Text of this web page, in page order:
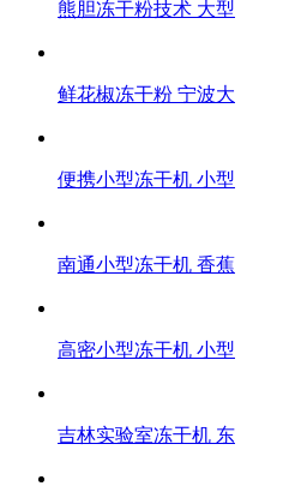
熊胆冻干粉技术 大型
鲜花椒冻干粉 宁波大
便携小型冻干机 小型
南通小型冻干机 香蕉
高密小型冻干机 小型
吉林实验室冻干机 东